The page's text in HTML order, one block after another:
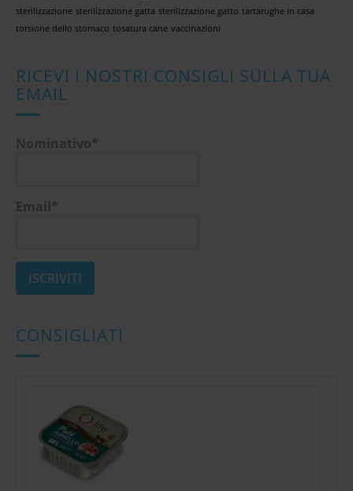
sterilizzazione sterilizzazione gatta sterilizzazione gatto tartarughe in casa
torsione dello stomaco tosatura cane vaccinazioni
RICEVI I NOSTRI CONSIGLI SULLA TUA
EMAIL
Nominativo*
Email*
CONSIGLIATI